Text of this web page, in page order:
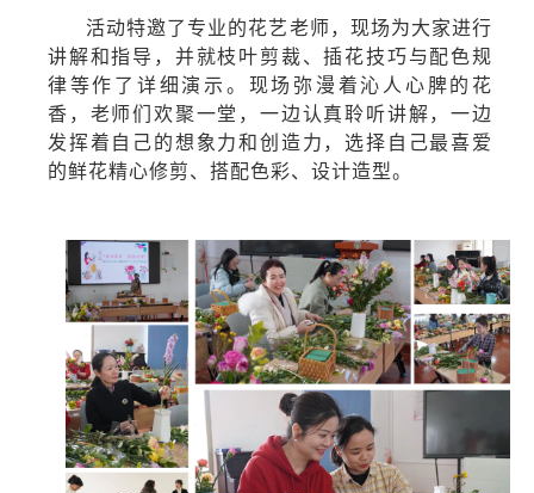
活动特邀了 专业的花艺老师， 现场为大家进行
讲解和指导 ， 并就枝叶剪裁、插花技巧与配色规
律等作了详细演示 。现场 弥漫 着沁人心脾的花
香， 老师们欢聚一堂 ，一边认真聆听讲解，一边
发挥着自己的想象力和创造力 ，选择自己最喜爱
的鲜花精心修剪、搭配色彩、设计造型。